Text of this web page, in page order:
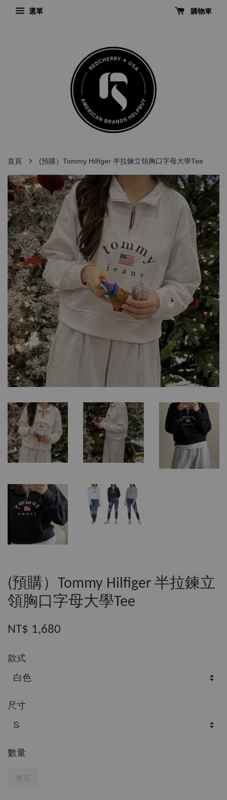
選單 購物車
首頁 › (預購）Tommy Hilfiger 半拉鍊立領胸口字母大學Tee
(預購）Tommy Hilfiger 半拉鍊立
領胸口字母大學Tee
NT$ 1,680
款式
尺寸
數量
售完